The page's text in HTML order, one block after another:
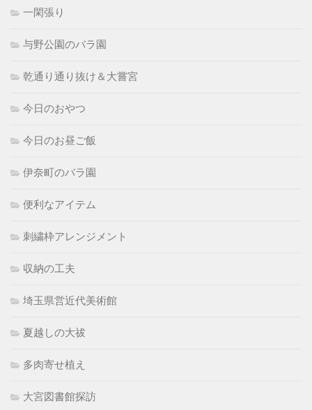
一閑張り
与野公園のバラ園
乾通り通り抜け＆大嘗宮
今日のおやつ
今日のお昼ご飯
伊奈町のバラ園
便利なアイテム
刺繍枠アレンジメント
収納の工夫
埼玉県営近代美術館
夏越しの大祓
多肉寄せ植え
大宮図書館探訪